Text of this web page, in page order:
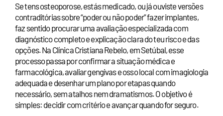
Se tens osteoporose, estás medicado, ou já ouviste versões
contraditórias sobre “poder ou não poder” fazer implantes,
faz sentido procurar uma avaliação especializada com
diagnóstico completo e explicação clara do teu risco e das
opções. Na Clínica Cristiana Rebelo, em Setúbal, esse
processo passa por confirmar a situação médica e
farmacológica, avaliar gengivas e osso local com imagiologia
adequada e desenhar um plano por etapas quando
necessário, sem atalhos nem dramatismos. O objetivo é
simples: decidir com critério e avançar quando for seguro.